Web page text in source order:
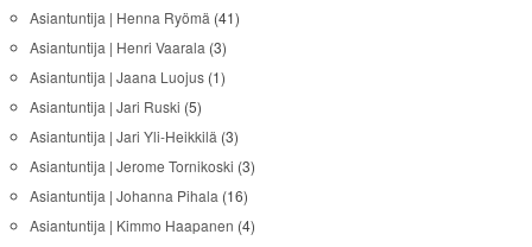
Asiantuntija | Henna Ryömä (41)
Asiantuntija | Henri Vaarala (3)
Asiantuntija | Jaana Luojus(1)
Asiantuntija | Jari Ruski (5)
Asiantuntija | Jari Yli-Heikkilä (3)
Asiantuntija | Jerome Tornikoski (3)
Asiantuntija | Johanna Pihala (16)
Asiantuntija | Kimmo Haapanen (4)